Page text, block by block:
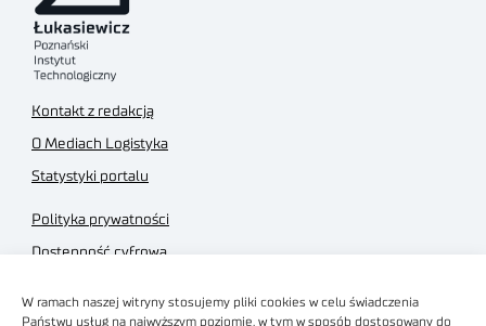
W ramach naszej witryny stosujemy pliki cookies w celu świadczenia
Państwu usług na najwyższym poziomie, w tym w sposób dostosowany do
Kontakt z redakcją
O Mediach Logistyka
Statystyki portalu
Polityka prywatności
Dostępność cyfrowa
Regulamin sklepu